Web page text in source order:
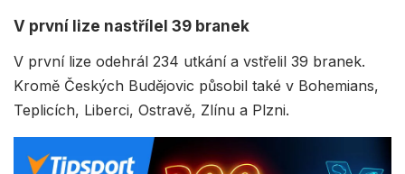
V první lize nastřílel 39 branek
V první lize odehrál 234 utkání a vstřelil 39 branek.
Kromě Českých Budějovic působil také v Bohemians,
Teplicích, Liberci, Ostravě, Zlínu a Plzni.